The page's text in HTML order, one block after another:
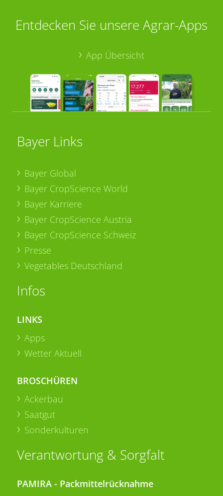
Entdecken Sie unsere Agrar-Apps
App Übersicht
Bayer Links
Bayer Global
Bayer CropScience World
Bayer Karriere
Bayer CropScience Austria
Bayer CropScience Schweiz
Presse
Vegetables Deutschland
Infos
LINKS
Apps
Wetter Aktuell
BROSCHÜREN
Ackerbau
Saatgut
Sonderkulturen
Verantwortung & Sorgfalt
PAMIRA - Packmittelrücknahme